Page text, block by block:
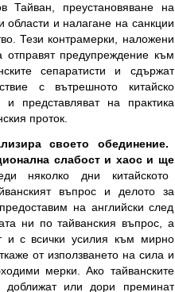
Тайван, преустановяване на
и налагане на санкции
Тези контрамерки, наложени
предупреждение към
сепаратисти и сдържат
с вътрешното китайско
и представляват на практика
проток.
своето обединение.
слабост и хаос и ще
няколко дни китайското
въпрос и делото за
на английски след
ни по тайванския въпрос, а
и с всички усилия към мирно
от използването на сила и
мерки. Ако тайванските
доближат или дори преминат